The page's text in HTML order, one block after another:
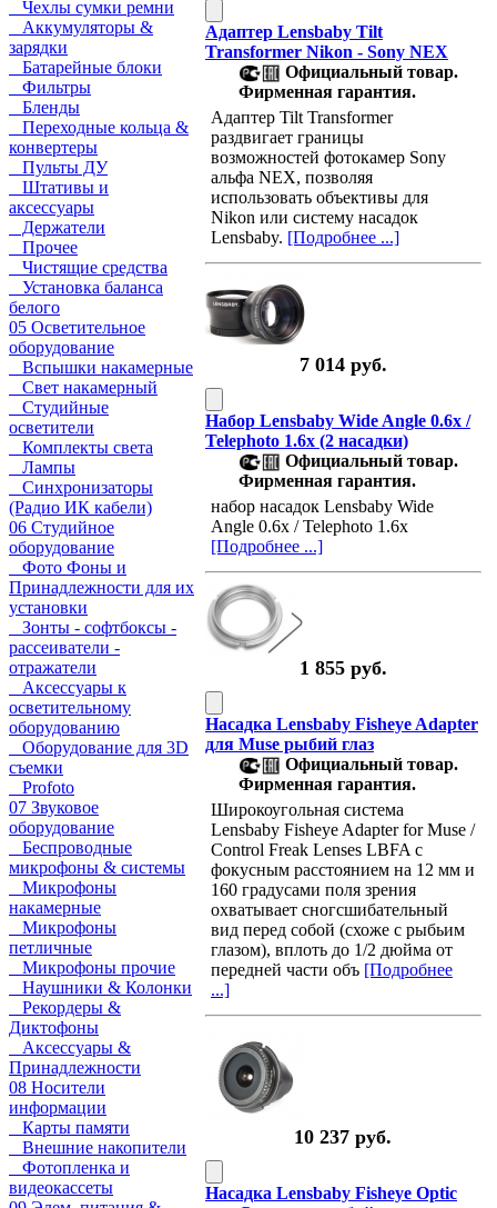
Чехлы сумки ремни
Аккумуляторы &
зарядки
Батарейные блоки
Фильтры
Бленды
Переходные кольца &
конвертеры
Пульты ДУ
Штативы и
аксессуары
Держатели
Прочее
Чистящие средства
Установка баланса
белого
05 Осветительное
оборудование
Вспышки накамерные
Свет накамерный
Студийные
осветители
Комплекты света
Лампы
Синхронизаторы
(Радио ИК кабели)
06 Студийное
оборудование
Фото Фоны и
Принадлежности для их
установки
Зонты - софтбоксы -
рассеиватели -
отражатели
Аксессуары к
осветительному
оборудованию
Оборудование для 3D
съемки
Profoto
07 Звуковое
оборудование
Беспроводные
микрофоны & системы
Микрофоны
накамерные
Микрофоны
петличные
Микрофоны прочие
Наушники & Колонки
Рекордеры &
Диктофоны
Аксессуары &
Принадлежности
08 Носители
информации
Карты памяти
Внешние накопители
Фотопленка и
видеокассеты
Адаптер Lensbaby Tilt
Transformer Nikon - Sony NEX
Официальный товар.
Фирменная гарантия.
Адаптер Tilt Transformer
раздвигает границы
возможностей фотокамер Sony
альфа NEX, позволяя
использовать объективы для
Nikon или систему насадок
Lensbaby. [Подробнее ...]
7 014 руб.
Набор Lensbaby Wide Angle 0.6x /
Telephoto 1.6x (2 насадки)
Официальный товар.
Фирменная гарантия.
набор насадок Lensbaby Wide
Angle 0.6x / Telephoto 1.6x
[Подробнее ...]
1 855 руб.
Насадка Lensbaby Fisheye Adapter
для Muse рыбий глаз
Официальный товар.
Фирменная гарантия.
Широкоугольная система
Lensbaby Fisheye Adapter for Muse /
Control Freak Lenses LBFA с
фокусным расстоянием на 12 мм и
160 градусами поля зрения
охватывает сногсшибательный
вид перед собой (схоже с рыбьим
глазом), вплоть до 1/2 дюйма от
передней части объ [Подробнее
...]
10 237 руб.
Насадка Lensbaby Fisheye Optic